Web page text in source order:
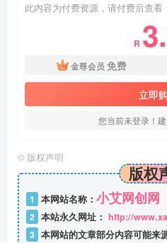
此内容为付费资源，请付费后查看
R
金尊会员 免费
立即
您当前未登录！
© 版权声明
版权
1 本网站名称： 小艾网创网
2 本站永久网址： http://
3 本网站的文章部分内容可能来